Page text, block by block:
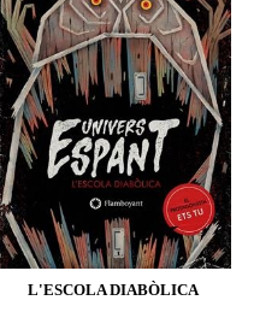
L'ESCOLA DIABÒLICA